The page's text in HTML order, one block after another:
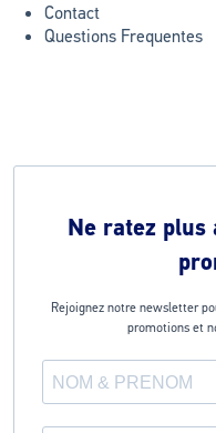
Contact
Questions Frequentes
Ne ratez plus
Rejoignez notre newsletter
promotions et